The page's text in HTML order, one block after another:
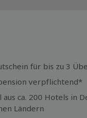
für bis zu 3
verpflichtend*
ca. 200 Hotels in
Ländern